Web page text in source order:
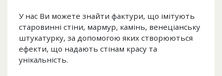
У нас Ви можете знайти фактури, що імітують
старовинні стіни, мармур, камінь, венеціанську
штукатурку, за допомогою яких створюються
ефекти, що надають стінам красу та
унікальність.